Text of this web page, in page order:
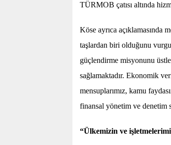
TÜRMOB çatısı altında
Köse ayrıca
taşlardan biri olduğunu
güçlendirme misyonunu
sağlamaktadır. Ekonomik
mensuplarımız, kamu
finansal yönetim ve denetim
“Ülkemizin ve